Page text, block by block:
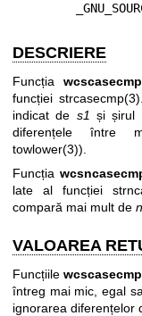
DESCRIERE
Funcția wcscasecmp
funcției strcasecmp(3)
indicat de s1 și șirul
diferențele între
towlower(3)).
Funcția
late al funcției
compară mai mult de n
VALOAREA
Funcțiilewcscasecmp
întreg mai mic, egal
ignorarea diferențelor